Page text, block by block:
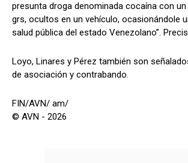
presunta droga denominada cocaína con
grs, ocultos en un vehículo, ocasionándole
salud pública del estado Venezolano”.
Loyo, Linares y Pérez también son
de asociación y contrabando.
FIN/AVN/ am/
© AVN - 2026